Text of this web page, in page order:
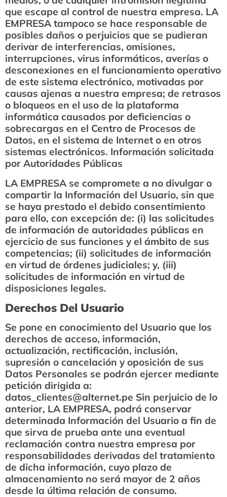
que escape al control de nuestra empresa. LA
EMPRESA tampoco se hace responsable de
posibles daños o perjuicios que se pudieran
derivar de interferencias, omisiones,
interrupciones, virus informáticos, averías o
desconexiones en el funcionamiento operativo
de este sistema electrónico, motivadas por
causas ajenas a nuestra empresa; de retrasos
o bloqueos en el uso de la plataforma
informática causados por deficiencias o
sobrecargas en el Centro de Procesos de
Datos, en el sistema de Internet o en otros
sistemas electrónicos. Información solicitada
por Autoridades Públicas
LA EMPRESA se compromete a no divulgar o
compartir la Información del Usuario, sin que
se haya prestado el debido consentimiento
para ello, con excepción de: (i) las solicitudes
de información de autoridades públicas en
ejercicio de sus funciones y el ámbito de sus
competencias; (ii) solicitudes de información
en virtud de órdenes judiciales; y, (iii)
solicitudes de información en virtud de
disposiciones legales.
Derechos Del Usuario
Se pone en conocimiento del Usuario que los
derechos de acceso, información,
actualización, rectificación, inclusión,
supresión o cancelación y oposición de sus
Datos Personales se podrán ejercer mediante
petición dirigida a:
datos_clientes@alternet.pe Sin perjuicio de lo
anterior, LA EMPRESA, podrá conservar
determinada Información del Usuario a fin de
que sirva de prueba ante una eventual
reclamación contra nuestra empresa por
responsabilidades derivadas del tratamiento
de dicha información, cuyo plazo de
almacenamiento no será mayor de 2 años
desde la última relación de consumo.